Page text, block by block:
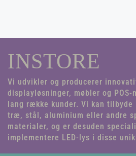
INSTORE
Vi udvikler og producerer
displayløsninger, møbler og
lang række kunder. Vi kan
træ, stål, aluminium eller andre
materialer, og er desuden
implementere LED-lys i disse